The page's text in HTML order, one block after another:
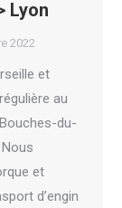
Lyon
2022
et
au
du-
et
d’engin